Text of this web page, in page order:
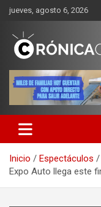
Saltar
contenido
jueves, agosto 6, 2026
CRONICA
Inicio
Espectáculos
Expo Auto llega este